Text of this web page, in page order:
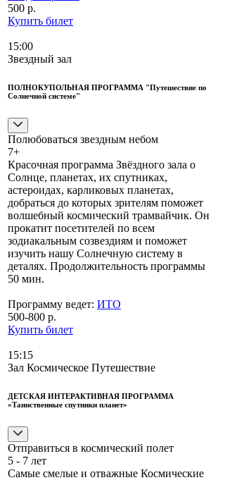
500 р.
Купить билет
15:00
Звездный зал
ПОЛНОКУПОЛЬНАЯ ПРОГРАММА "Путешествие по
Солнечной системе"
Полюбоваться звездным небом
7+
Красочная программа Звёздного зала о
Солнце, планетах, их спутниках,
астероидах, карликовых планетах,
добраться до которых зрителям поможет
волшебный космический трамвайчик. Он
прокатит посетителей по всем
зодиакальным созвездиям и поможет
изучить нашу Солнечную систему в
деталях. Продолжительность программы
50 мин.
Программу ведет: ИТО
500-800 р.
Купить билет
15:15
Зал Космическое Путешествие
ДЕТСКАЯ ИНТЕРАКТИВНАЯ ПРОГРАММА
«Таинственные спутники планет»
Отправиться в космический полет
5 - 7 лет
Самые смелые и отважные Космические